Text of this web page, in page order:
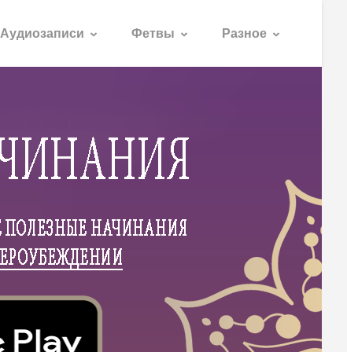
Аудиозаписи Фетвы Разное